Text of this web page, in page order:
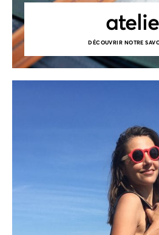
DÉCOUVRIR NOTRE